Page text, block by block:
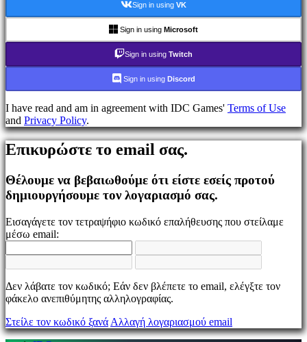
Σύνδεση
τον
σας;
Αλλαγή
γλώσσας
AR
BS
CS
DE
EL
EN
FI
FR
KO
NL
PL
PT
Sign in using VK
Sign in using Microsoft
Sign in using Twitch
Sign in using Discord
I have read and am in agreement with IDC Games' Terms of Use
and Privacy Policy.
Επικυρώστε το email σας.
Θέλουμε να βεβαιωθούμε ότι είστε εσείς προτού
δημιουργήσουμε τον λογαριασμό σας.
Εισαγάγετε τον τετραψήφιο κωδικό επαλήθευσης που στείλαμε
μέσω email:
Δεν λάβατε τον κωδικό; Εάν δεν βλέπετε το email, ελέγξτε τον
φάκελο ανεπιθύμητης αλληλογραφίας.
Στείλε τον κωδικό ξανά Αλλαγή λογαριασμού email